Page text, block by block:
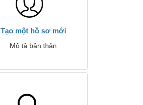
Tạo một hồ sơ mới
Mô tả bản thân